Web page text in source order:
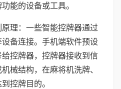
能的设备或工具。
理：一些智能控牌器通过
备连接。手机端软件预设
控牌器，控牌器接收到信
械结构，在麻将机洗牌、
控牌目的。